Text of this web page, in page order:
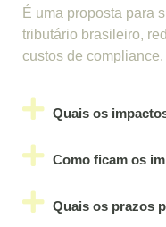
É uma proposta para
tributário brasileiro,
custos de compliance.
Quais os
Como ficam os
Quais os prazos